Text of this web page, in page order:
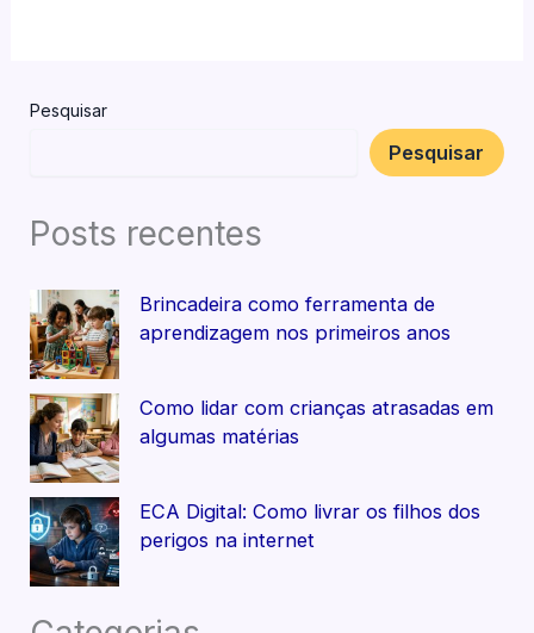
Pesquisar
Pesquisar
Posts recentes
Brincadeira como ferramenta de
aprendizagem nos primeiros anos
Como lidar com crianças atrasadas em
algumas matérias
ECA Digital: Como livrar os filhos dos
perigos na internet